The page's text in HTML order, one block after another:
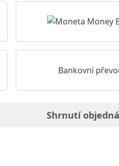
Bankovní
Shrnutí